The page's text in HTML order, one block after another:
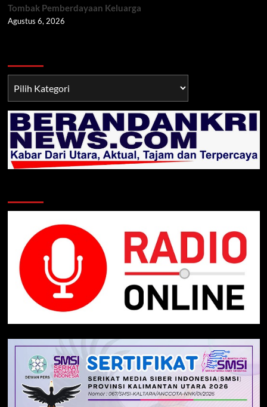
Tombak Pemberdayaan Keluarga
Agustus 6, 2026
TNI/POLRI